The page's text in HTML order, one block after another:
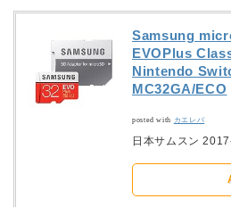
Samsung
EVOPlus
Nintendo
MC32GA/ECO
posted with カエレバ
日本サムスン